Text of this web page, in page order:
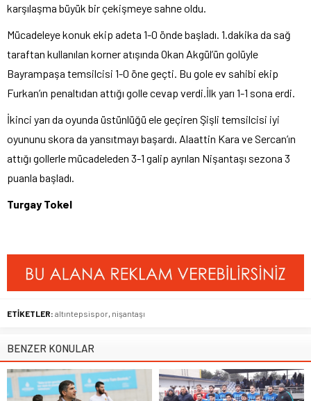
karşılaşma büyük bir çekişmeye sahne oldu.
Mücadeleye konuk ekip adeta 1-0 önde başladı. 1.dakika da sağ
taraftan kullanılan korner atışında Okan Akgül’ün golüyle
Bayrampaşa temsilcisi 1-0 öne geçti. Bu gole ev sahibi ekip
Furkan’ın penaltıdan attığı golle cevap verdi.İlk yarı 1-1 sona erdi.
İkinci yarı da oyunda üstünlüğü ele geçiren Şişli temsilcisi iyi
oyununu skora da yansıtmayı başardı. Alaattin Kara ve Sercan’ın
attığı gollerle mücadeleden 3-1 galip ayrılan Nişantaşı sezona 3
puanla başladı.
Turgay Tokel
ETİKETLER: altıntepsispor nişantaşı
BENZER KONULAR